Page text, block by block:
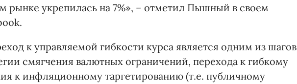
рынке укрепилась на 7%», – отметил Пышный в своем
к управляемой гибкости курса является одним из шагов
смягчения валютных ограничений, перехода к гибкому
к инфляционному таргетированию (т.е. публичному